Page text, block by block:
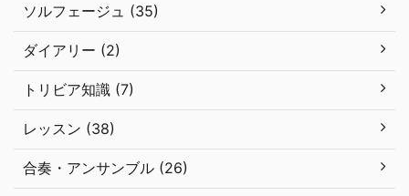
ソルフェージュ (35)
ダイアリー (2)
トリビア知識 (7)
レッスン (38)
合奏・アンサンブル (26)